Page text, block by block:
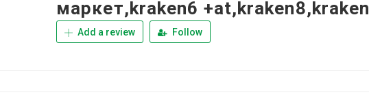
маркет,kraken6
Add a review Follow